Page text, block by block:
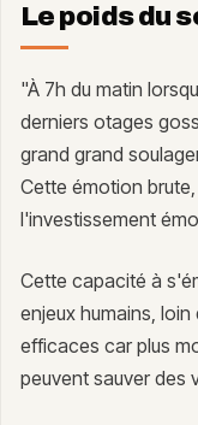
Le poids du
"À 7h du matin
derniers otages
grand grand
Cette émotion
l'investissement
Cette capacité à
enjeux humains,
efficaces car plus
peuvent sauver des